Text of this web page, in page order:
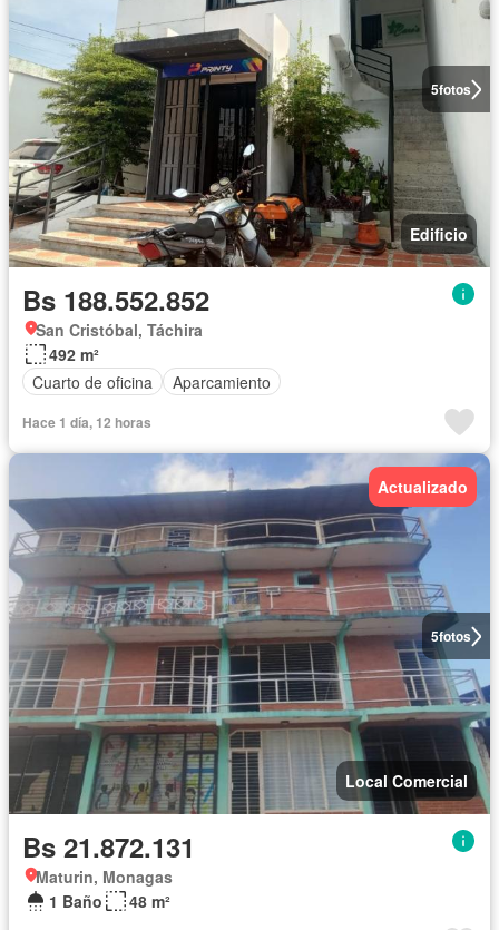
5fotos
Edificio
Bs 188.552.852
San Cristóbal, Táchira
492 m²
Cuarto de oficina
Aparcamiento
Hace 1 día, 12 horas
5fotos
Actualizado
Local Comercial
Bs 21.872.131
Maturin, Monagas
1 Baño
48 m²